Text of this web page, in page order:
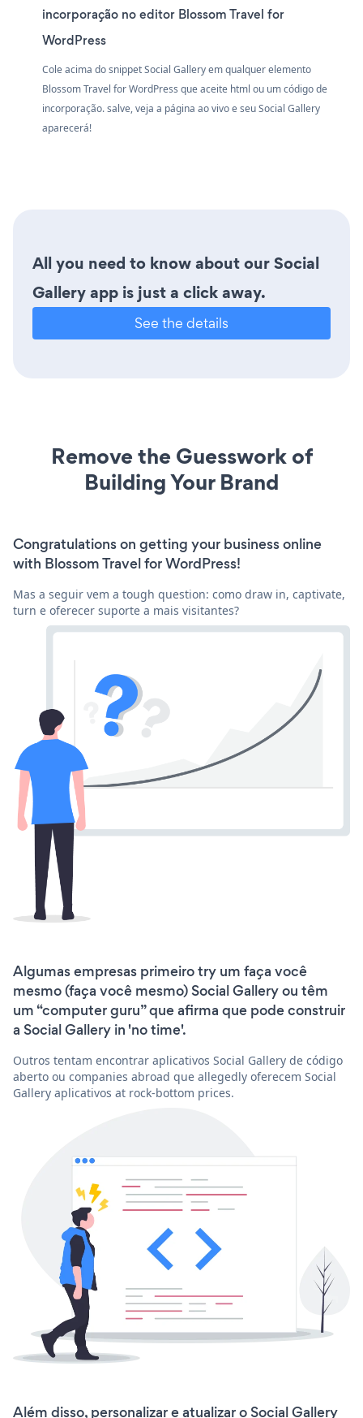
incorporação no editor Blossom Travel for
WordPress
Cole acima do snippet Social Gallery em qualquer elemento
Blossom Travel for WordPress que aceite html ou um código de
incorporação. salve, veja a página ao vivo e seu Social Gallery
aparecerá!
All you need to know about our Social
Gallery app is just a click away.
See the details
Remove the Guesswork of
Building Your Brand
Congratulations on getting your business online
with Blossom Travel for WordPress!
Mas a seguir vem a tough question: como draw in, captivate,
turn e oferecer suporte a mais visitantes?
Algumas empresas primeiro try um faça você
mesmo (faça você mesmo) Social Gallery ou têm
um “computer guru” que afirma que pode construir
a Social Gallery in 'no time'.
Outros tentam encontrar aplicativos Social Gallery de código
aberto ou companies abroad que allegedly oferecem Social
Gallery aplicativos at rock-bottom prices.
Além disso, personalizar e atualizar o Social Gallery